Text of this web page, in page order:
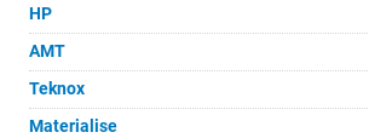
HP
AMT
Teknox
Materialise